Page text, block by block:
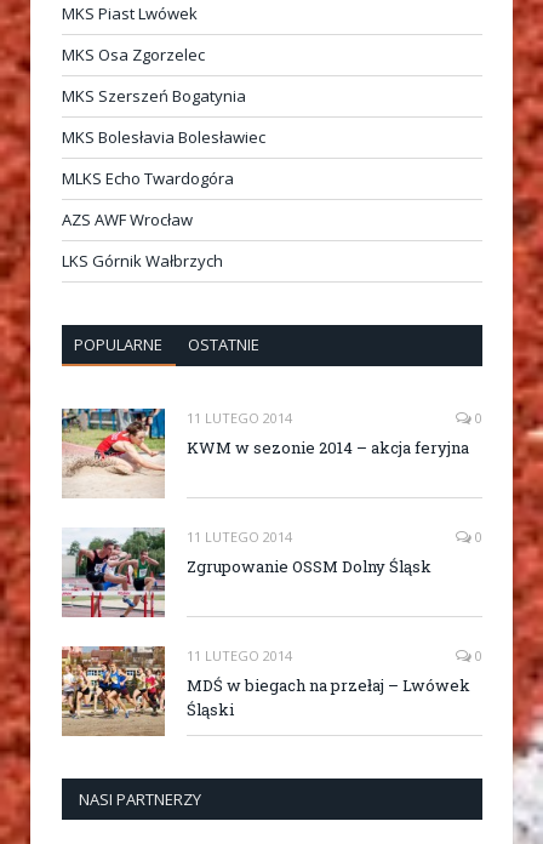
MKS Piast Lwówek
MKS Osa Zgorzelec
MKS Szerszeń Bogatynia
MKS Bolesłavia Bolesławiec
MLKS Echo Twardogóra
AZS AWF Wrocław
LKS Górnik Wałbrzych
POPULARNE OSTATNIE
11 LUTEGO 2014 0
KWM w sezonie 2014 – akcja feryjna
11 LUTEGO 2014 0
Zgrupowanie OSSM Dolny Śląsk
11 LUTEGO 2014 0
MDŚ w biegach na przełaj – Lwówek
Śląski
NASI PARTNERZY